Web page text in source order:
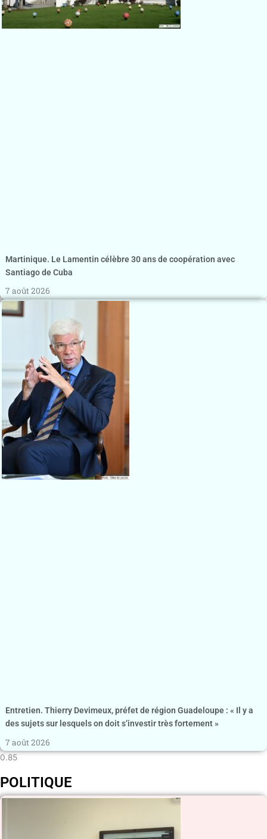
Martinique. Le Lamentin célèbre 30 ans de coopération avec
Santiago de Cuba
7 août 2026
Entretien. Thierry Devimeux, préfet de région Guadeloupe : « Il y a
des sujets sur lesquels on doit s’investir très fortement »
7 août 2026
POLITIQUE